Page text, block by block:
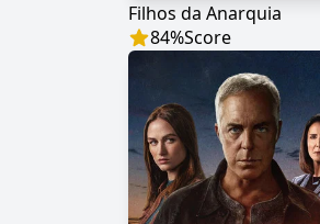
Filhos da Anarquia
84%Score